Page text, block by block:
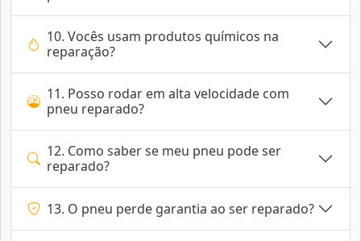
10. Vocês usam produtos químicos na
reparação?
11. Posso rodar em alta velocidade com
pneu reparado?
12. Como saber se meu pneu pode ser
reparado?
13. O pneu perde garantia ao ser reparado?